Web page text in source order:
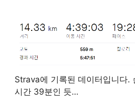
Strava에 기록된 데이터입니다.
시간 39분인 듯…